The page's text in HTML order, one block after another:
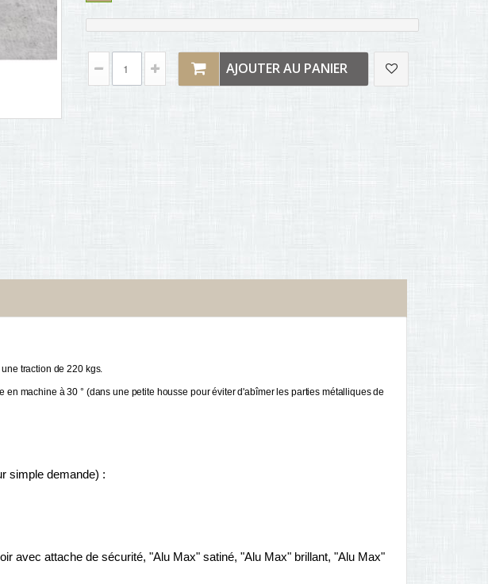
AJOUTER AU PANIER
traction de 220 kgs.
en machine à 30 ° (dans une petite housse pour éviter d'abîmer les parties métalliques de
simple demande) :
avec attache de sécurité, "Alu Max" satiné, "Alu Max" brillant, "Alu Max"